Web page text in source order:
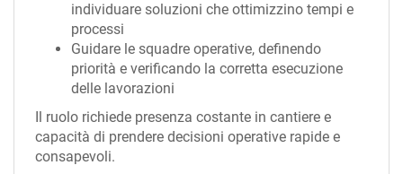
individuare soluzioni che ottimizzino tempi e
processi
Guidare le squadre operative, definendo
priorità e verificando la corretta esecuzione
delle lavorazioni
Il ruolo richiede presenza costante in cantiere e
capacità di prendere decisioni operative rapide e
consapevoli.